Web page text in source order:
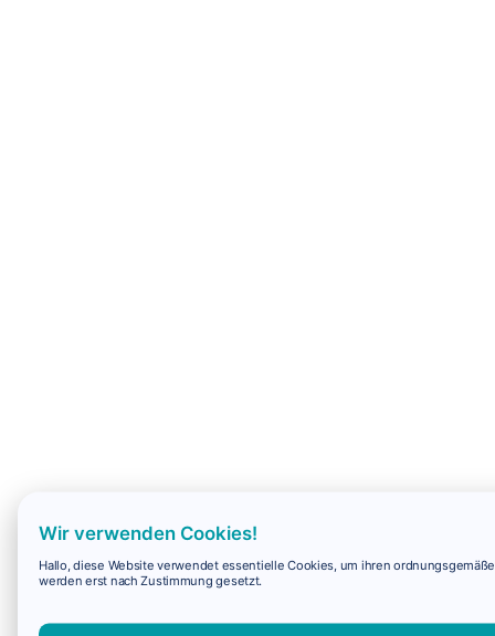
Wir verwenden Cookies!
Hallo, diese Website verwendet essentielle Cookies, um ihren
werden erst nach Zustimmung gesetzt.